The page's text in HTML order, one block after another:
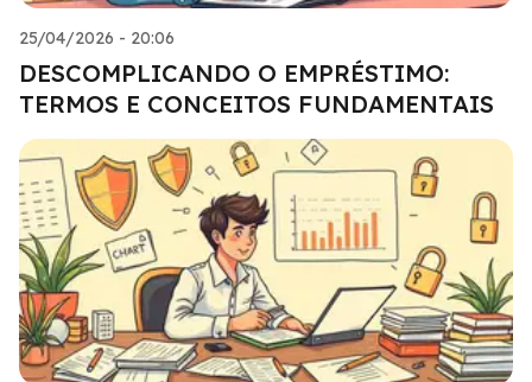
25/04/2026 - 20:06
DESCOMPLICANDO O EMPRÉSTIMO:
TERMOS E CONCEITOS FUNDAMENTAIS